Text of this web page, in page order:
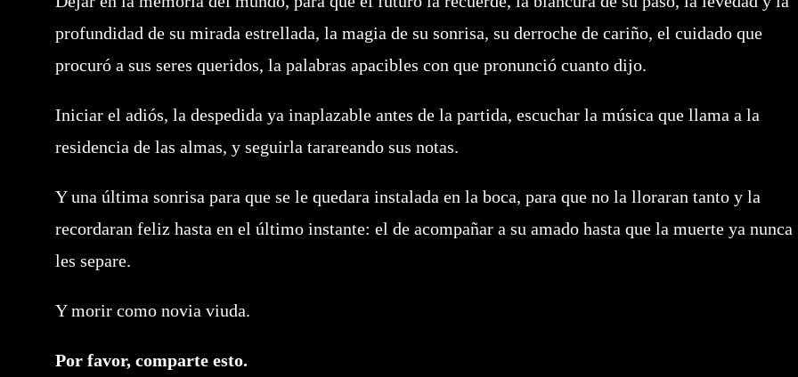
profundidad de su mirada estrellada, la magia de su sonrisa, su derroche de cariño, el cuidado que
procuró a sus seres queridos, la palabras apacibles con que pronunció cuanto dijo.
Iniciar el adiós, la despedida ya inaplazable antes de la partida, escuchar la música que llama a la
residencia de las almas, y seguirla tarareando sus notas.
Y una última sonrisa para que se le quedara instalada en la boca, para que no la lloraran tanto y la
recordaran feliz hasta en el último instante: el de acompañar a su amado hasta que la muerte ya nunca
les separe.
Y morir como novia viuda.
Por favor, comparte esto.